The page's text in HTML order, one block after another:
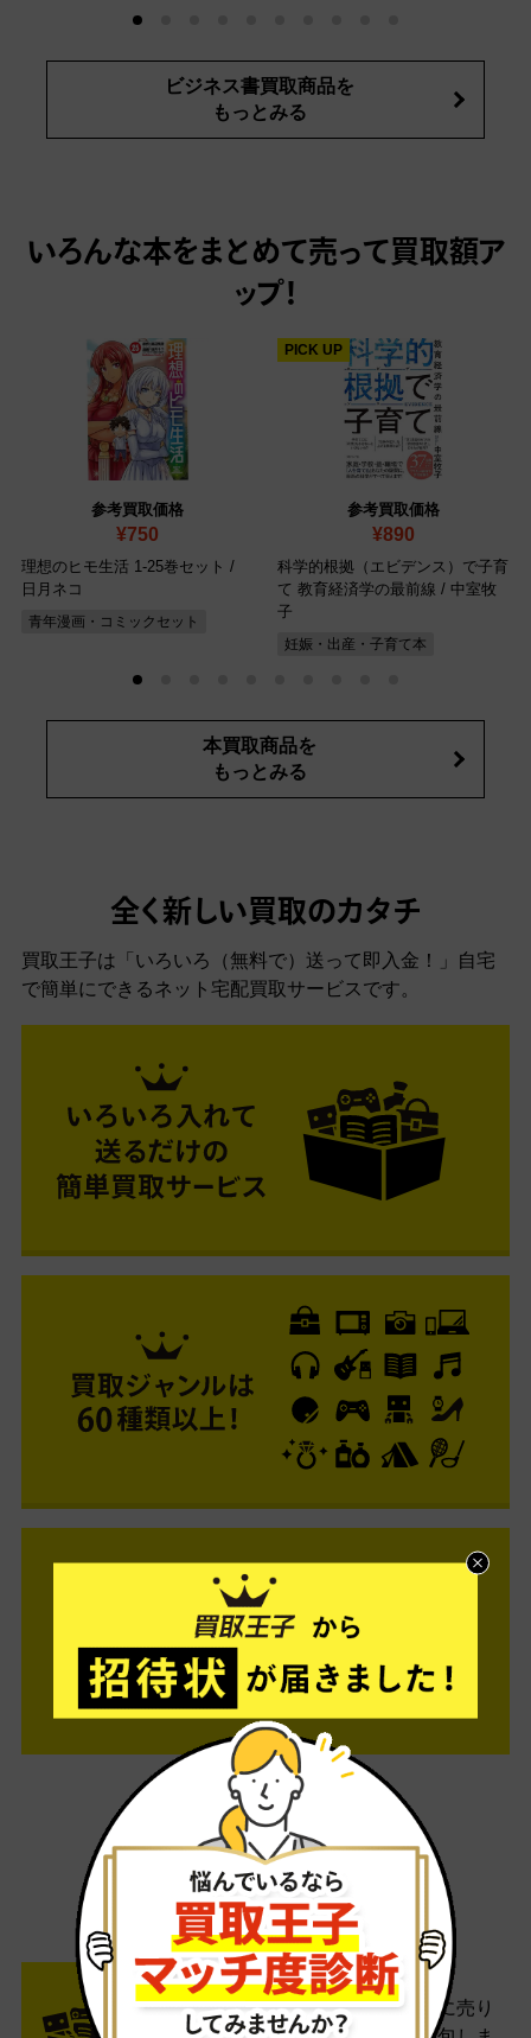
ビジネス書買取商品を
もっとみる
いろんな本をまとめて売って買取額ア
ップ！
参考買取価格
¥750
理想のヒモ生活 1-25巻セット /
日月ネコ
青年漫画・コミックセット
参考買取価格
¥890
PICK UP
科学的根拠（エビデンス）で子育
て 教育経済学の最前線 / 中室牧
子
妊娠・出産・子育て本
本買取商品を
もっとみる
全く新しい買取のカタチ
買取王子は「いろいろ（無料で）送って即入金！」自宅
で簡単にできるネット宅配買取サービスです。
ご利用は簡単3ステップ
- FLOW -
STEP1 お申込み・梱包
ネットでお申込みしたら、箱に売り